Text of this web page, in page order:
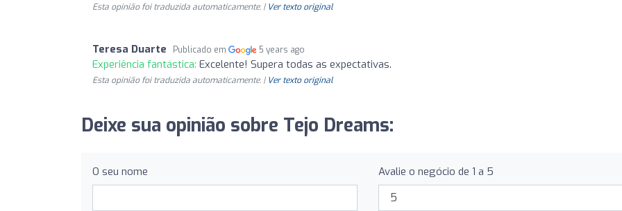
Esta opinião foi traduzida automaticamente. | Ver texto original
Teresa Duarte Publicado em 5 years ago
Experiência fantástica: Excelente! Supera todas as expectativas.
Esta opinião foi traduzida automaticamente. | Ver texto original
Deixe sua opinião sobre Tejo Dreams:
O seu nome Avalie o negócio de 1 a 5